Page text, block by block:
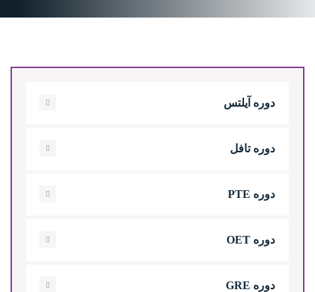
دوره آیلتس
دوره تافل
دوره PTE
دوره OET
دوره GRE